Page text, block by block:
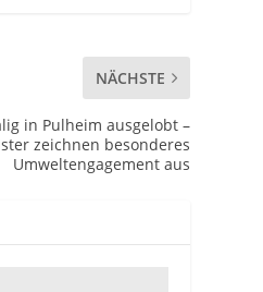
NÄCHSTE
in Pulheim ausgelobt –
zeichnen besonderes
Umweltengagement aus